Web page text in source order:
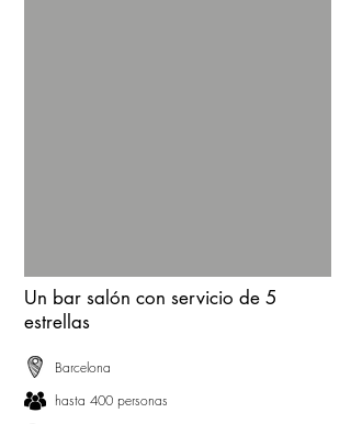
Un bar salón con servicio de 5
estrellas
Barcelona
hasta 400 personas